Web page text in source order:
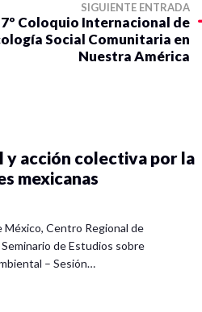
SIGUIENTE ENTRADA
7º Coloquio Internacional de
Social Comunitaria en
Nuestra América
y acción colectiva por la
mexicanas
Centro Regional de
de Estudios sobre
– Sesión…